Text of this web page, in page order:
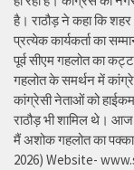
है। राठौड़ ने कहा कि
प्रत्येक कार्यकर्ता का
पूर्व सीएम गहलोत का
गहलोत के समर्थन में
कांग्रेसी नेताओं को
राठौड़ भी शामिल थे।
मैं अशोक गहलोत का
2026) Website-